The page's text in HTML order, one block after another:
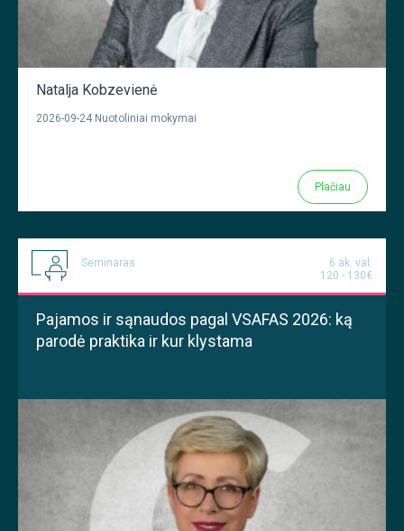
Natalja Kobzevienė
2026-09-24 Nuotoliniai mokymai
Plačiau
Seminaras
6 ak. val.
120 - 130€
Pajamos ir sąnaudos pagal VSAFAS 2026: ką
parodė praktika ir kur klystama